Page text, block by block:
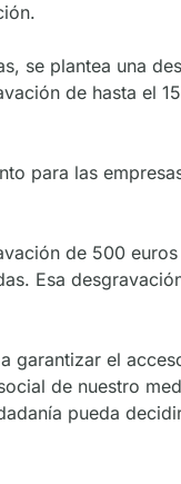
se plantea una
de hasta el
para las
de 500
Esa
garantizar el
de nuestro
pueda